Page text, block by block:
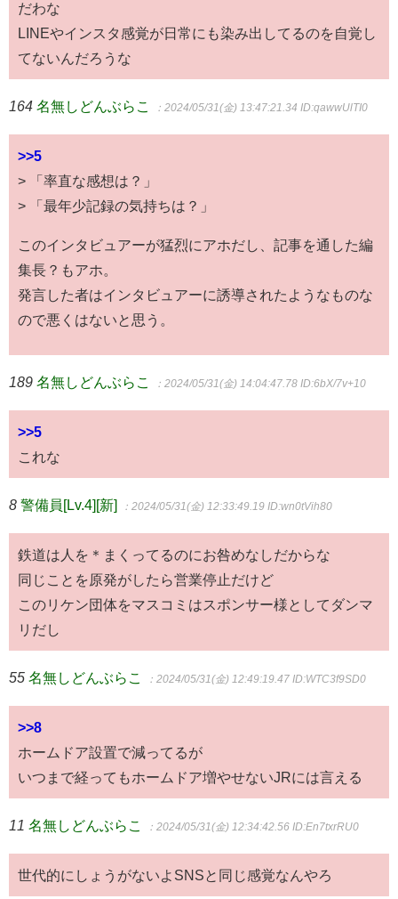
だわな
LINEやインスタ感覚が日常にも染み出してるのを自覚し
てないんだろうな
164 名無しどんぶらこ ：2024/05/31(金) 13:47:21.34 ID:qawwUlTI0
>>5
> 「率直な感想は？」
> 「最年少記録の気持ちは？」
このインタビュアーが猛烈にアホだし、記事を通した編
集長？もアホ。
発言した者はインタビュアーに誘導されたようなものな
ので悪くはないと思う。
189 名無しどんぶらこ ：2024/05/31(金) 14:04:47.78 ID:6bX/7v+10
>>5
これな
8 警備員[Lv.4][新] ：2024/05/31(金) 12:33:49.19 ID:wn0tVih80
鉄道は人を＊まくってるのにお咎めなしだからな
同じことを原発がしたら営業停止だけど
このリケン団体をマスコミはスポンサー様としてダンマ
リだし
55 名無しどんぶらこ ：2024/05/31(金) 12:49:19.47 ID:WTC3f9SD0
>>8
ホームドア設置で減ってるが
いつまで経ってもホームドア増やせないJRには言える
11 名無しどんぶらこ ：2024/05/31(金) 12:34:42.56 ID:En7txrRU0
世代的にしょうがないよSNSと同じ感覚なんやろ